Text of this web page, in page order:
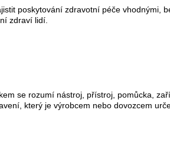
poskytování zdravotní péče vhodnými,
zdraví lidí.
se rozumí nástroj, přístroj, pomůcka,
který je výrobcem nebo dovozcem